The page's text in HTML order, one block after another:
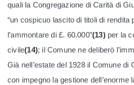
quali la Congregazione di Carità di
“un cospicuo lascito di titoli di rendita
l’ammontare di £. 60.000”(13)per la
civile(14); il Comune ne deliberò
Già nell’estate del 1928 il Comune di
con impegno la gestione